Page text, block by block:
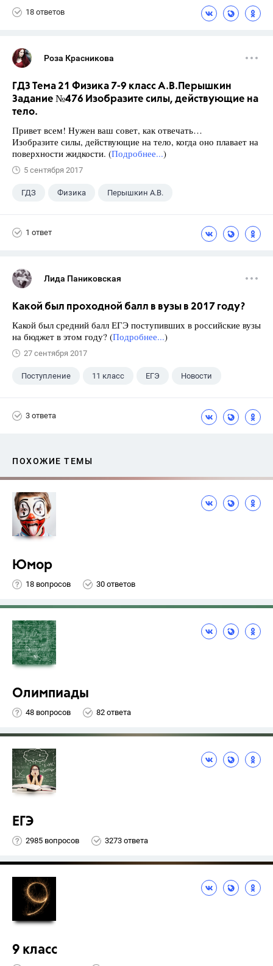
18 ответов
Роза Красникова
ГДЗ Тема 21 Физика 7-9 класс А.В.Перышкин
Задание №476 Изобразите силы, действующие на
тело.
Привет всем! Нужен ваш совет, как отвечать…
Изобразите силы, действующие на тело, когда оно плавает на
поверхности жидкости. (Подробнее...)
5 сентября 2017
ГДЗ Физика Перышкин А.В.
1 ответ
Лида Паниковская
Какой был проходной балл в вузы в 2017 году?
Какой был средний балл ЕГЭ поступивших в российские вузы
на бюджет в этом году? (Подробнее...)
27 сентября 2017
Поступление 11 класс ЕГЭ Новости
3 ответа
ПОХОЖИЕ ТЕМЫ
Юмор
18 вопросов 30 ответов
Олимпиады
48 вопросов 82 ответа
ЕГЭ
2985 вопросов 3273 ответа
9 класс